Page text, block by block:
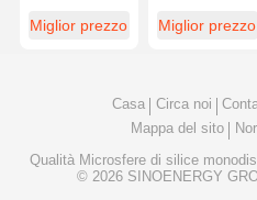
Polvere di silice fusa
allumina serie
SA-Z
Miglior prezzo
sferica Sfere
di allumina
Miglior prezzo
Casa Circa noi
Mappa del sito
Qualità Microsfere di silice
© 2026 SINOENERGY